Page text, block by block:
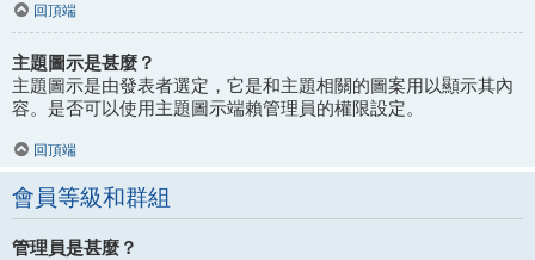
回頂端
主題圖示是甚麼？
主題圖示是由發表者選定，它是和主題相關的圖案用以顯示其內
容。是否可以使用主題圖示端賴管理員的權限設定。
回頂端
會員等級和群組
管理員是甚麼？